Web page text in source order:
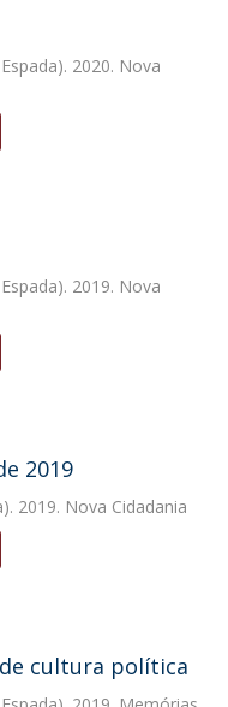
2020. Nova
2019. Nova
2019
2019. Nova Cidadania
cultura política